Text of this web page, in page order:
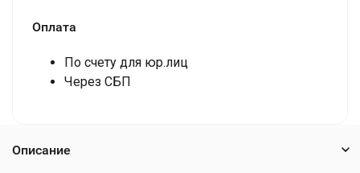
Оплата
По счету для юр.лиц
Через СБП
Описание